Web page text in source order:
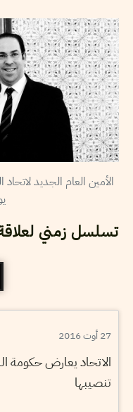
الأمين العام الجديد
تسلسل زمني
27 أوت 2016
الاتحاد يعارض حكومة
تنصيبها